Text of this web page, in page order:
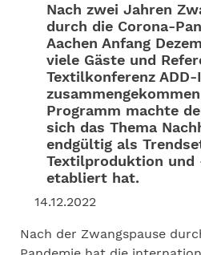
Nach zwei Jahren
durch die Corona-
Aachen Anfang
viele Gäste und
Textilkonferenz ADD-
Programm machte
sich das Thema
endgültig als
Textilproduktion und
etabliert hat.
14.12.2022
Nach der Zwangspause